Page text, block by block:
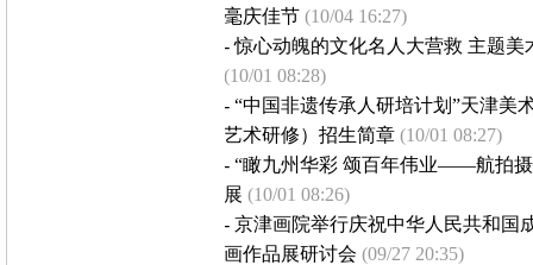
毫庆佳节 (10/04 16:27)
-惊心动魄的文化名人大营救 主题
(10/01 08:28)
-“中国非遗传承人研培计划”天津美
艺术研修）招生简章 (10/01 08:27)
-“瞰九州华彩 颂百年伟业——航拍
展 (10/01 08:26)
-京津画院举行庆祝中华人民共和国
画作品展研讨会 (09/27 20:35)